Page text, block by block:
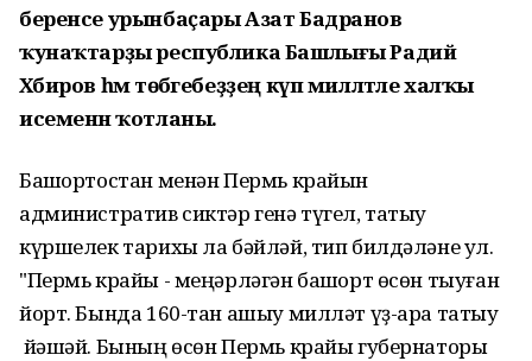
беренсе урынбаҫары Азат Бадранов
ҡунаҡтарҙы республика Башлығы Радий
Хәбиров һәм төбәгебеҙҙең күп милләтле халҡы
исеменән ҡотланы.
Башҡортостан менән Пермь крайын
административ сиктәр генә түгел, татыу
күршелек тарихы ла бәйләй, тип билдәләне ул.
"Пермь крайы - меңәрләгән башҡорт өсөн тыуған
йорт. Бында 160-тан ашыу милләт үҙ-ара татыу
йәшәй. Бының өсөн Пермь крайы губернаторы